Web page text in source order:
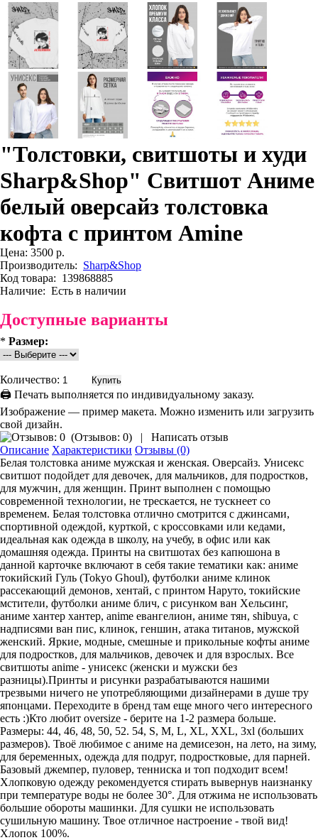
"Толстовки, свитшоты и худи
Sharp&Shop" Свитшот Аниме
белый оверсайз толстовка
кофта с принтом Amine
Цена: 3500 р.
Производитель: Sharp&Shop
Код товара: 139868885
Наличие: Есть в наличии
Доступные варианты
* Размер:
Количество:
🖨 Печать выполняется по индивидуальному заказу.
Изображение — пример макета. Можно изменить или загрузить
свой дизайн.
(Отзывов: 0) |
Написать отзыв
Описание Характеристики Отзывы (0)
Белая толстовка аниме мужская и женская. Оверсайз. Унисекс
свитшот подойдет для девочек, для мальчиков, для подростков,
для мужчин, для женщин. Принт выполнен с помощью
современной технологии, не трескается, не тускнеет со
временем. Белая толстовка отлично смотрится с джинсами,
спортивной одеждой, курткой, с кроссовками или кедами,
идеальная как одежда в школу, на учебу, в офис или как
домашняя одежда. Принты на свитшотах без капюшона в
данной карточке включают в себя такие тематики как: аниме
токийский Гуль (Tokyo Ghoul), футболки аниме клинок
рассекающий демонов, хентай, с принтом Наруто, токийские
мстители, футболки аниме блич, с рисунком ван Хельсинг,
аниме хантер хантер, anime евангелион, аниме тян, shibuya, с
надписями ван пис, клинок, геншин, атака титанов, мужской
женский. Яркие, модные, смешные и прикольные кофты аниме
для подростков, для мальчиков, девочек и для взрослых. Все
свитшоты anime - унисекс (женски и мужски без
разницы).Принты и рисунки разрабатываются нашими
трезвыми ничего не употребляющими дизайнерами в душе тру
японцами. Переходите в бренд там еще много чего интересного
есть :)Кто любит oversize - берите на 1-2 размера больше.
Размеры: 44, 46, 48, 50, 52. 54, S, M, L, XL, XXL, 3xl (больших
размеров). Твоё любимое с аниме на демисезон, на лето, на зиму,
для беременных, одежда для подруг, подростковые, для парней.
Базовый джемпер, пуловер, тенниска и топ подходит всем!
Хлопковую одежду рекомендуется стирать вывернув наизнанку
при температуре воды не более 30°. Для отжима не использовать
большие обороты машинки. Для сушки не использовать
сушильную машину. Твое отличное настроение - твой вид!
Хлопок 100%.